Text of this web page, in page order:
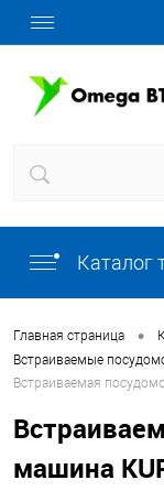
Каталог
Главная страница •
Встраиваемые
Встраиваемая
машина